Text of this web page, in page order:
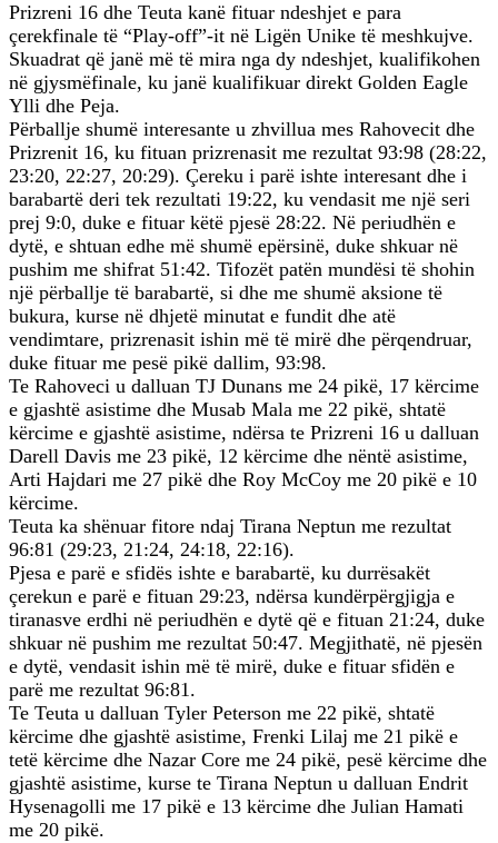
Prizreni 16 dhe Teuta kanë fituar ndeshjet e para
çerekfinale të “Play-off”-it në Ligën Unike të meshkujve.
Skuadrat që janë më të mira nga dy ndeshjet, kualifikohen
në gjysmëfinale, ku janë kualifikuar direkt Golden Eagle
Ylli dhe Peja.
Përballje shumë interesante u zhvillua mes Rahovecit dhe
Prizrenit 16, ku fituan prizrenasit me rezultat 93:98 (28:22,
23:20, 22:27, 20:29). Çereku i parë ishte interesant dhe i
barabartë deri tek rezultati 19:22, ku vendasit me një seri
prej 9:0, duke e fituar këtë pjesë 28:22. Në periudhën e
dytë, e shtuan edhe më shumë epërsinë, duke shkuar në
pushim me shifrat 51:42. Tifozët patën mundësi të shohin
një përballje të barabartë, si dhe me shumë aksione të
bukura, kurse në dhjetë minutat e fundit dhe atë
vendimtare, prizrenasit ishin më të mirë dhe përqendruar,
duke fituar me pesë pikë dallim, 93:98.
Te Rahoveci u dalluan TJ Dunans me 24 pikë, 17 kërcime
e gjashtë asistime dhe Musab Mala me 22 pikë, shtatë
kërcime e gjashtë asistime, ndërsa te Prizreni 16 u dalluan
Darell Davis me 23 pikë, 12 kërcime dhe nëntë asistime,
Arti Hajdari me 27 pikë dhe Roy McCoy me 20 pikë e 10
kërcime.
Teuta ka shënuar fitore ndaj Tirana Neptun me rezultat
96:81 (29:23, 21:24, 24:18, 22:16).
Pjesa e parë e sfidës ishte e barabartë, ku durrësakët
çerekun e parë e fituan 29:23, ndërsa kundërpërgjigja e
tiranasve erdhi në periudhën e dytë që e fituan 21:24, duke
shkuar në pushim me rezultat 50:47. Megjithatë, në pjesën
e dytë, vendasit ishin më të mirë, duke e fituar sfidën e
parë me rezultat 96:81.
Te Teuta u dalluan Tyler Peterson me 22 pikë, shtatë
kërcime dhe gjashtë asistime, Frenki Lilaj me 21 pikë e
tetë kërcime dhe Nazar Core me 24 pikë, pesë kërcime dhe
gjashtë asistime, kurse te Tirana Neptun u dalluan Endrit
Hysenagolli me 17 pikë e 13 kërcime dhe Julian Hamati
me 20 pikë.